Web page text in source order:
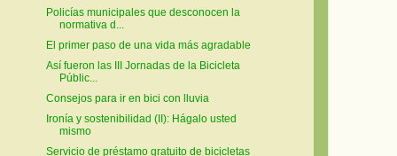
Policías municipales que desconocen la
normativa d...
El primer paso de una vida más agradable
Así fueron las III Jornadas de la Bicicleta
Públic...
Consejos para ir en bici con lluvia
Ironía y sostenibilidad (II): Hágalo usted
mismo
Servicio de préstamo gratuito de bicicletas